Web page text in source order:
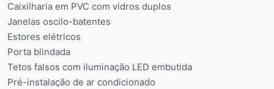
Caixilharia em PVC com vidros duplos
Janelas oscilo-batentes
Estores elétricos
Porta blindada
Tetos falsos com iluminação LED embutida
Pré-instalação de ar condicionado